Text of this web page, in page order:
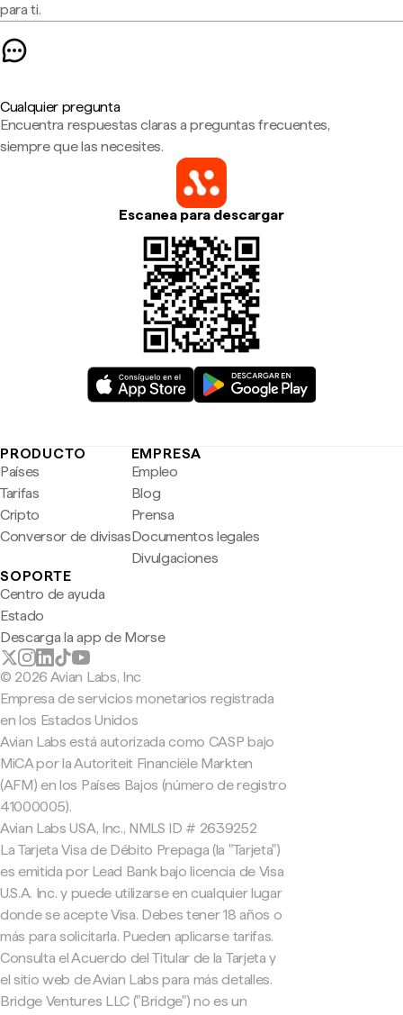
para ti.
Cualquier pregunta
Encuentra respuestas claras a preguntas frecuentes,
siempre que las necesites.
Escanea para descargar
PRODUCTO
Países
Tarifas
Cripto
Conversor de divisas
EMPRESA
Empleo
Blog
Prensa
Documentos legales
Divulgaciones
SOPORTE
Centro de ayuda
Estado
Descarga la app de Morse
© 2026 Avian Labs, Inc
Empresa de servicios monetarios registrada
en los Estados Unidos
Avian Labs está autorizada como CASP bajo
MiCA por la Autoriteit Financiële Markten
(AFM) en los Países Bajos (número de registro
41000005).
Avian Labs USA, Inc., NMLS ID # 2639252
La Tarjeta Visa de Débito Prepaga (la "Tarjeta")
es emitida por Lead Bank bajo licencia de Visa
U.S.A. Inc. y puede utilizarse en cualquier lugar
donde se acepte Visa. Debes tener 18 años o
más para solicitarla. Pueden aplicarse tarifas.
Consulta el Acuerdo del Titular de la Tarjeta y
el sitio web de Avian Labs para más detalles.
Bridge Ventures LLC ("Bridge") no es un